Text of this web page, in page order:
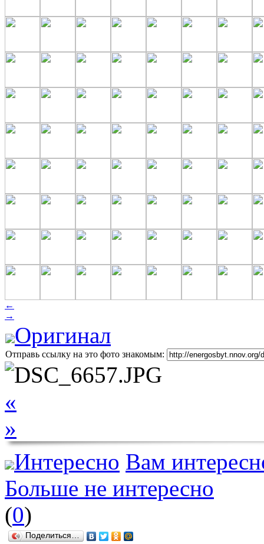
←
→
Оригинал
Отправь ссылку на это фото знакомым:
«
»
Интересно Вам
Больше не интересно
(0)
Поделиться…